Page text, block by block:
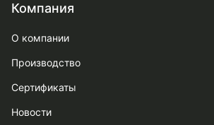
Компания
О компании
Производство
Сертификаты
Новости